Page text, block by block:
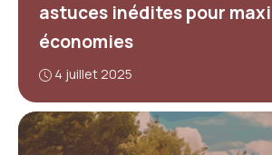
astuces inédites pour
économies
4 juillet 2025